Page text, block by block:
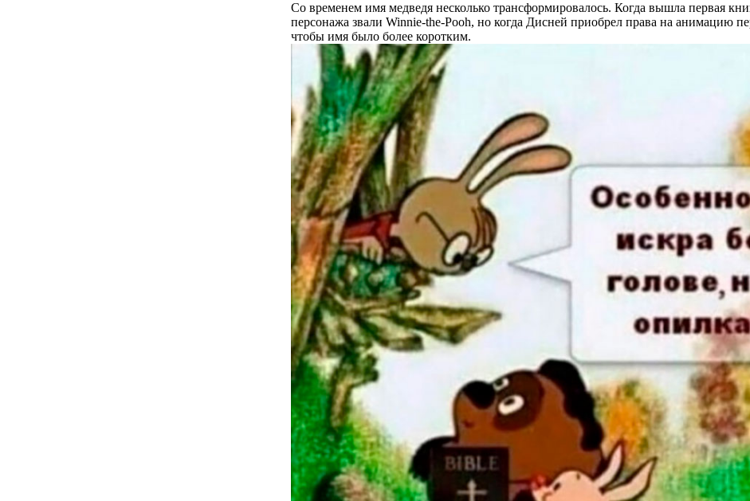
Со временем имя медведя несколько трансформировалось. Когда вышла первая
персонажа звали Winnie-the-Pooh, но когда Дисней приобрел права на анимацию
чтобы имя было более коротким.